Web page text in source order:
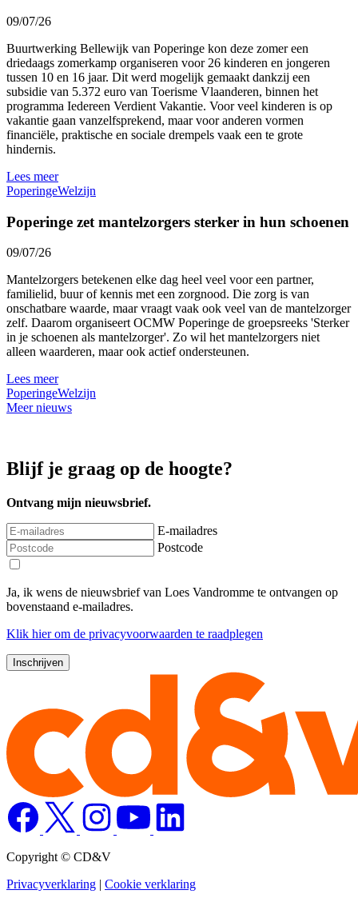
09/07/26
Buurtwerking Bellewijk van Poperinge kon deze zomer een
driedaags zomerkamp organiseren voor 26 kinderen en jongeren
tussen 10 en 16 jaar. Dit werd mogelijk gemaakt dankzij een
subsidie van 5.372 euro van Toerisme Vlaanderen, binnen het
programma Iedereen Verdient Vakantie. Voor veel kinderen is op
vakantie gaan vanzelfsprekend, maar voor anderen vormen
financiële, praktische en sociale drempels vaak een te grote
hindernis.
Lees meer
PoperingeWelzijn
Poperinge zet mantelzorgers sterker in hun schoenen
09/07/26
Mantelzorgers betekenen elke dag heel veel voor een partner,
familielid, buur of kennis met een zorgnood. Die zorg is van
onschatbare waarde, maar vraagt vaak ook veel van de mantelzorger
zelf. Daarom organiseert OCMW Poperinge de groepsreeks 'Sterker
in je schoenen als mantelzorger'. Zo wil het mantelzorgers niet
alleen waarderen, maar ook actief ondersteunen.
Lees meer
PoperingeWelzijn
Meer nieuws
Blijf je graag op de hoogte?
Ontvang mijn nieuwsbrief.
E-mailadres
Postcode
Ja, ik wens de nieuwsbrief van Loes Vandromme te ontvangen op
bovenstaand e-mailadres.
Klik hierom de privacyvoorwaarden te raadplegen
Copyright © CD&V
Privacyverklaring | Cookie verklaring